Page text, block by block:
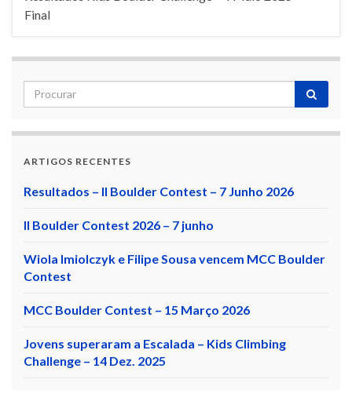
Final
ARTIGOS RECENTES
Resultados – II Boulder Contest – 7 Junho 2026
II Boulder Contest 2026 – 7 junho
Wiola Imiolczyk e Filipe Sousa vencem MCC Boulder
Contest
MCC Boulder Contest – 15 Março 2026
Jovens superaram a Escalada – Kids Climbing
Challenge – 14 Dez. 2025